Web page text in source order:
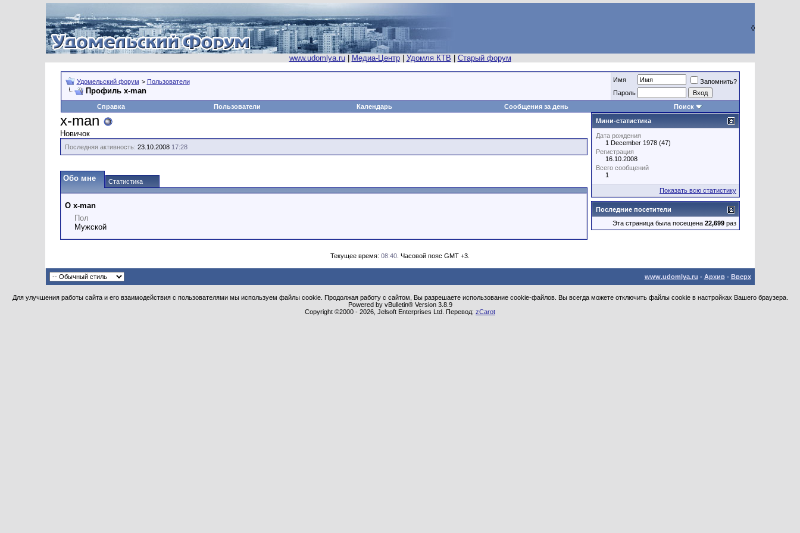
◊
www.udomlya.ru| Медиа-Центр| Удомля КТВ Старый форум
Удомельский форум > Пользователи
Профиль x-man
Имя
Запомнить?
Пароль
Справка
Пользователи Календарь Сообщения за день Поиск
x-man
Новичок
Последняя активность: 23.10.2008 17:28
Обо мне Статистика
О x-man
Пол
Мужской
Мини-статистика
Дата рождения
1 December 1978 (47)
Регистрация
16.10.2008
Всего сообщений
1
Показать всю статистику
Последние посетители
Эта страница была посещена 22,699раз
Текущее время: 08:40 . Часовой пояс GMT +3.
www.udomlya.ru - Архив- Вверх
Для улучшения работы сайта и его взаимодействия с пользователями мы используем файлы cookie. Продолжая работу с сайтом, Вы разрешаете использование cookie-файлов. Вы всегда можете отключить файлы cookie в настройках Вашего браузера.
Powered by vBulletin® Version 3.8.9
Copyright ©2000 - 2026, Jelsoft Enterprises Ltd. Перевод: zCarot